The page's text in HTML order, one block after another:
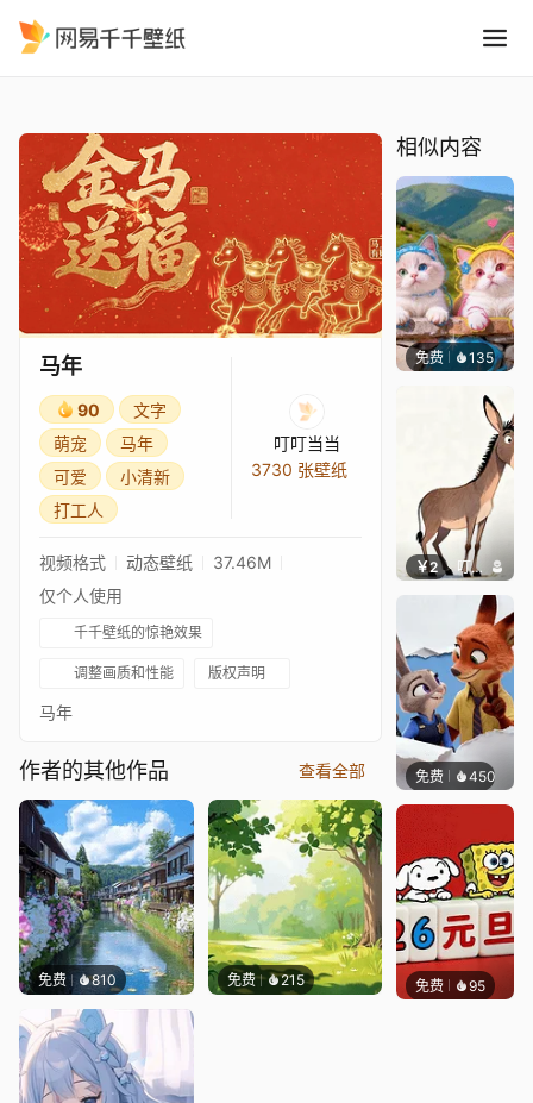
马年
90
文字
萌宠
马年
可爱
小清新
打工人
叮叮当当
3730 张壁纸
视频格式 动态壁纸
37.46M
仅个人使用
千千壁纸的惊艳效果
调整画质和性能 版权声明
马年
作者的其他作品 查看全部
免费 810 免费 215
相似内容
免费 135豆子
￥2 叮叮当当
免费 450好看
免费 95 好看